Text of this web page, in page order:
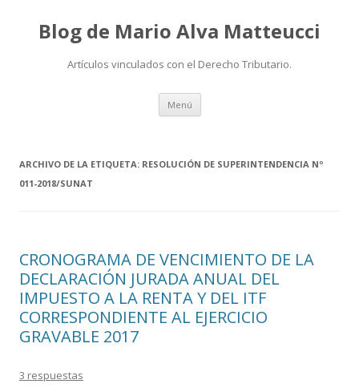
Blog de Mario Alva Matteucci
Artículos vinculados con el Derecho Tributario.
Menú Ir
contenido
ARCHIVO DE LA ETIQUETA: RESOLUCIÓN DE SUPERINTENDENCIA Nº
011-2018/SUNAT
CRONOGRAMA DE VENCIMIENTO DE LA
DECLARACIÓN JURADA ANUAL DEL
IMPUESTO A LA RENTA Y DEL ITF
CORRESPONDIENTE AL EJERCICIO
GRAVABLE 2017
3 respuestas